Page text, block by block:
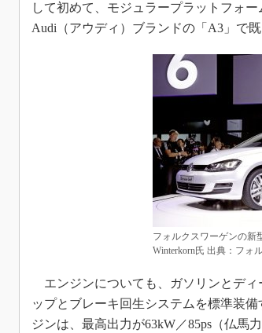
して初めて、モジュラープラットフォ
Audi（アウディ）ブランドの「A3」で既
フォルクスワーゲンの新
Winterkorn氏 出典：フォ
エンジンについても、ガソリンとディ
ップとブレーキ回生システムを標準装
ジンは、最高出力が63kW／85ps（仏馬